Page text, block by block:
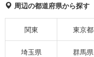
周辺の都道府県から探す
関東 東京都
埼玉県 群馬県